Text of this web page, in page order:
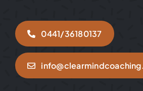
0441/36180137